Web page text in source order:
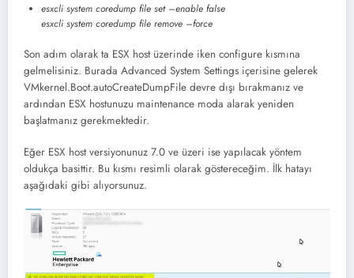
esxcli system coredump file set –enable false
esxcli system coredump file remove –force
Son adım olarak ta ESX host üzerinde iken configure kısmına
gelmelisiniz. Burada Advanced System Settings içerisine gelerek
VMkernel.Boot.autoCreateDumpFile devre dışı bırakmanız ve
ardından ESX hostunuzu maintenance moda alarak yeniden
başlatmanız gerekmektedir.
Eğer ESX host versiyonunuz 7.0 ve üzeri ise yapılacak yöntem
oldukça basittir. Bu kısmı resimli olarak göstereceğim. İlk hatayı
aşağıdaki gibi alıyorsunuz.